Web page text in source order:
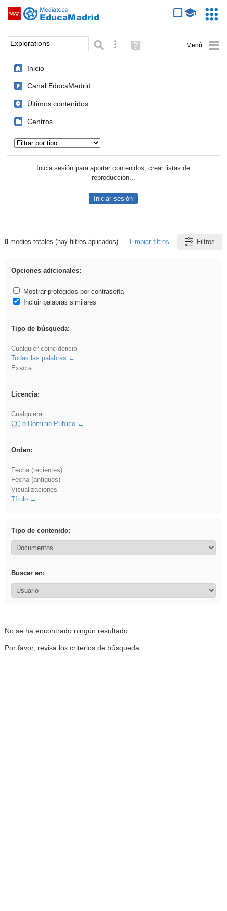
Saltar navegación
Palabra o frase: Búsqueda avanzada
Ayuda
(en
Inicio
Canal EducaMadrid
Últimos contenidos
Centros
Inicia sesión para aportar contenidos, crear listas de
reproducción...
Iniciar sesión
Resultados de: Explorations
0medios totales (hay filtros aplicados) Limpiar filtros Filtros
Opciones adicionales:
Mostrar protegidos por contraseña
Incluir palabras similares
Tipo de búsqueda:
Cualquier coincidencia
Todas las palabras
Exacta
Licencia:
Cualquiera
CCo Dominio Público
Orden:
Fecha (recientes)
Fecha (antiguos)
Visualizaciones
Título
Tipo de contenido:
Buscar en:
No se ha encontrado ningún resultado.
Por favor, revisa los criterios de búsqueda.